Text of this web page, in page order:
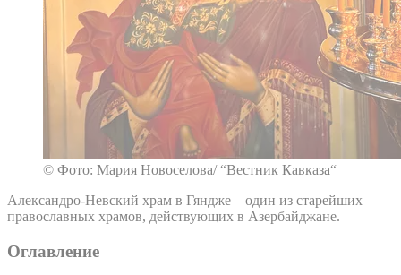
© Фото: Мария Новоселова/ “Вестник Кавказа“
Александро-Невский храм в Гяндже – один из старейших
православных храмов, действующих в Азербайджане.
Оглавление